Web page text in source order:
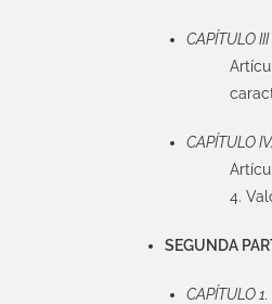
CAPÍTULO
CAPÍTULO
4.
SEGUNDA
CAPÍTULO